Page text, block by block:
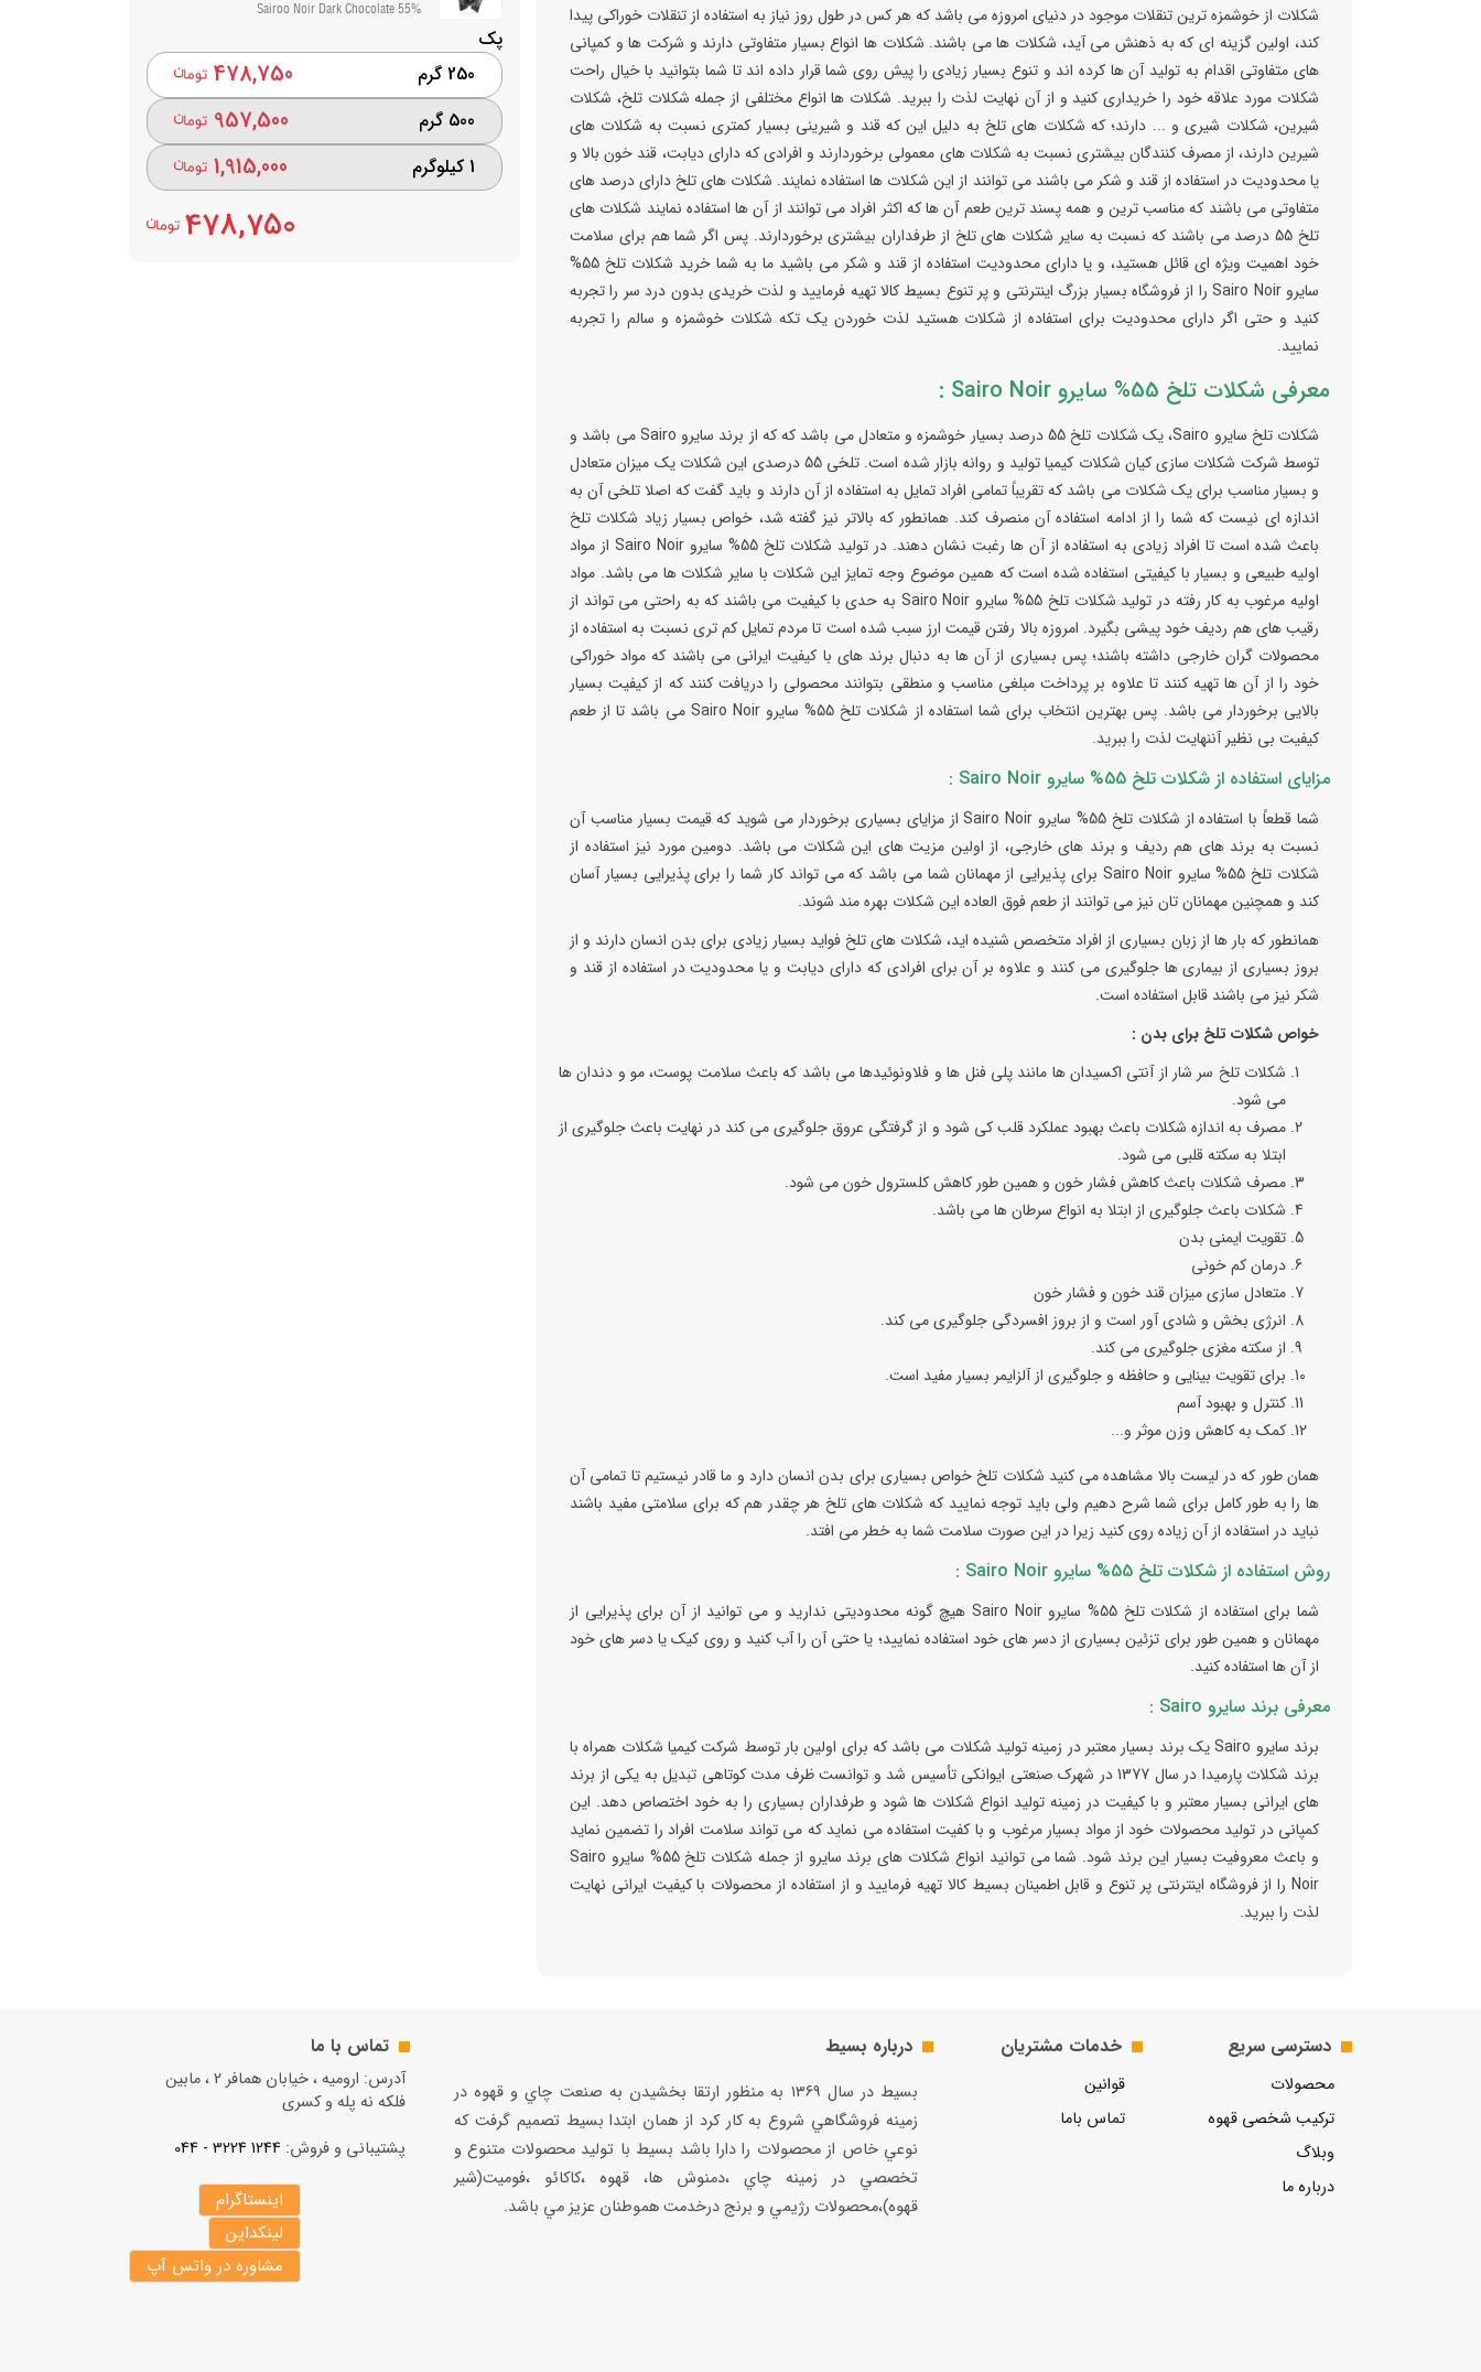
Sairoo Noir Dark Chocolate 55%
پک
250 گرم
478,750
500 گرم 957,500
1 کیلوگرم 1,915,000
478,750
شکلات از خوشمزه ترین تنقلات موجود در دنیای امروزه می باشد که هر کس در طول روز نیاز به استفاده از تنقلات خوراکی پیدا
کند، اولین گزینه ای که به ذهنش می آید، شکلات ها می باشند. شکلات ها انواع بسیار متفاوتی دارند و شرکت ها و کمپانی
های متفاوتی اقدام به تولید آن ها کرده اند و تنوع بسیار زیادی را پیش روی شما قرار داده اند تا شما بتوانید با خیال راحت
شکلات مورد علاقه خود را خریداری کنید و از آن نهایت لذت را ببرید. شکلات ها انواع مختلفی از جمله شکلات تلخ، شکلات
شیرین، شکلات شیری و ... دارند؛ که شکلات های تلخ به دلیل این که قند و شیرینی بسیار کمتری نسبت به شکلات های
شیرین دارند، از مصرف کنندگان بیشتری نسبت به شکلات های معمولی برخوردارند و افرادی که دارای دیابت، قند خون بالا و
یا محدودیت در استفاده از قند و شکر می باشند می توانند از این شکلات ها استفاده نمایند. شکلات های تلخ دارای درصد های
متفاوتی می باشند که مناسب ترین و همه پسند ترین طعم آن ها که اکثر افراد می توانند از آن ها استفاده نمایند شکلات های
تلخ 55 درصد می باشند که نسبت به سایر شکلات های تلخ از طرفداران بیشتری برخوردارند. پس اگر شما هم برای سلامت
خود اهمیت ویژه ای قائل هستید، و یا دارای محدودیت استفاده از قند و شکر می باشید ما به شما خرید شکلات تلخ 55%
سایرو Sairo Noir را از فروشگاه بسیار بزرگ اینترنتی و پر تنوع بسیط کالا تهیه فرمایید و لذت خریدی بدون درد سر را تجربه
کنید و حتی اگر دارای محدودیت برای استفاده از شکلات هستید لذت خوردن یک تکه شکلات خوشمزه و سالم را تجربه
نمایید.
معرفی شکلات تلخ 55% سایرو Sairo Noir :
شکلات تلخ سایرو Sairo، یک شکلات تلخ 55 درصد بسیار خوشمزه و متعادل می باشد که که از برند سایرو Sairo می باشد و
توسط شرکت شکلات سازی کیان شکلات کیمیا تولید و روانه بازار شده است. تلخی 55 درصدی این شکلات یک میزان متعادل
و بسیار مناسب برای یک شکلات می باشد که تقریباً تمامی افراد تمایل به استفاده از آن دارند و باید گفت که اصلا تلخی آن به
اندازه ای نیست که شما را از ادامه استفاده آن منصرف کند. همانطور که بالاتر نیز گفته شد، خواص بسیار زیاد شکلات تلخ
باعث شده است تا افراد زیادی به استفاده از آن ها رغبت نشان دهند. در تولید شکلات تلخ 55% سایرو Sairo Noir از مواد
اولیه طبیعی و بسیار با کیفیتی استفاده شده است که همین موضوع وجه تمایز این شکلات با سایر شکلات ها می باشد. مواد
اولیه مرغوب به کار رفته در تولید شکلات تلخ 55% سایرو Sairo Noir به حدی با کیفیت می باشند که به راحتی می تواند از
رقیب های هم ردیف خود پیشی بگیرد. امروزه بالا رفتن قیمت ارز سبب شده است تا مردم تمایل کم تری نسبت به استفاده از
محصولات گران خارجی داشته باشند؛ پس بسیاری از آن ها به دنبال برند های با کیفیت ایرانی می باشند که مواد خوراکی
خود را از آن ها تهیه کنند تا علاوه بر پرداخت مبلغی مناسب و منطقی بتوانند محصولی را دریافت کنند که از کیفیت بسیار
بالایی برخوردار می باشد. پس بهترین انتخاب برای شما استفاده از شکلات تلخ 55% سایرو Sairo Noir می باشد تا از طعم
کیفیت بی نظیر آننهایت لذت را ببرید.
مزایای استفاده از شکلات تلخ 55% سایرو Sairo Noir :
شما قطعاً با استفاده از شکلات تلخ 55% سایرو Sairo Noir از مزایای بسیاری برخوردار می شوید که قیمت بسیار مناسب آن
نسبت به برند های هم ردیف و برند های خارجی، از اولین مزیت های این شکلات می باشد. دومین مورد نیز استفاده از
شکلات تلخ 55% سایرو Sairo Noir برای پذیرایی از مهمانان شما می باشد که می تواند کار شما را برای پذیرایی بسیار آسان
کند و همچنین مهمانان تان نیز می توانند از طعم فوق العاده این شکلات بهره مند شوند.
همانطور که بار ها از زبان بسیاری از افراد متخصص شنیده اید، شکلات های تلخ فواید بسیار زیادی برای بدن انسان دارند و از
بروز بسیاری از بیماری ها جلوگیری می کنند و علاوه بر آن برای افرادی که دارای دیابت و یا محدودیت در استفاده از قند و
شکر نیز می باشند قابل استفاده است.
خواص شکلات تلخ برای بدن :
شکلات تلخ سر شار از آنتی اکسیدان ها مانند پلی فنل ها و فلاونوئیدها می باشد که باعث سلامت پوست، مو و دندان ها
می شود.
مصرف به اندازه شکلات باعث بهبود عملکرد قلب کی شود و از گرفتگی عروق جلوگیری می کند در نهایت باعث جلوگیری از
ابتلا به سکته قلبی می شود.
مصرف شکلات باعث کاهش فشار خون و همین طور کاهش کلسترول خون می شود.
شکلات باعث جلوگیری از ابتلا به انواع سرطان ها می باشد.
تقویت ایمنی بدن
درمان کم خونی
متعادل سازی میزان قند خون و فشار خون
انرژی بخش و شادی آور است و از بروز افسردگی جلوگیری می کند.
از سکته مغزی جلوگیری می کند.
برای تقویت بینایی و حافظه و جلوگیری از آلزایمر بسیار مفید است.
کنترل و بهبود آسم
کمک به کاهش وزن موثر و...
همان طور که در لیست بالا مشاهده می کنید شکلات تلخ خواص بسیاری برای بدن انسان دارد و ما قادر نیستیم تا تمامی آن
ها را به طور کامل برای شما شرح دهیم ولی باید توجه نمایید که شکلات های تلخ هر چقدر هم که برای سلامتی مفید باشند
نباید در استفاده از آن زیاده روی کنید زیرا در این صورت سلامت شما به خطر می افتد.
روش استفاده از شکلات تلخ 55% سایرو Sairo Noir :
شما برای استفاده از شکلات تلخ 55% سایرو Sairo Noir هیچ گونه محدودیتی ندارید و می توانید از آن برای پذیرایی از
مهمانان و همین طور برای تزئین بسیاری از دسر های خود استفاده نمایید؛ یا حتی آن را آب کنید و روی کیک یا دسر های خود
از آن ها استفاده کنید.
معرفی برند سایرو Sairo :
برند سایرو Sairo یک برند بسیار معتبر در زمینه تولید شکلات می باشد که برای اولین بار توسط شرکت کیمیا شکلات همراه با
برند شکلات پارمیدا در سال 1377 در شهرک صنعتی ایوانکی تأسیس شد و توانست ظرف مدت کوتاهی تبدیل به یکی از برند
های ایرانی بسیار معتبر و با کیفیت در زمینه تولید انواع شکلات ها شود و طرفداران بسیاری را به خود اختصاص دهد. این
کمپانی در تولید محصولات خود از مواد بسیار مرغوب و با کفیت استفاده می نماید که می تواند سلامت افراد را تضمین نماید
و باعث معروفیت بسیار این برند شود. شما می توانید انواع شکلات های برند سایرو از جمله شکلات تلخ 55% سایرو Sairo
Noir را از فروشگاه اینترنتی پر تنوع و قابل اطمینان بسیط کالا تهیه فرمایید و از استفاده از محصولات با کیفیت ایرانی نهایت
لذت را ببرید.
دسترسی سریع
محصولات
ترکیب شخصی قهوه
وبلاگ
درباره ما
خدمات مشتریان
قوانین
تماس باما
درباره بسیط
بسيط در سال ۱۳۶۹ به منظور ارتقا بخشيدن به صنعت چاي و قهوه در
زمينه فروشگاهي شروع به كار كرد از همان ابتدا بسيط تصميم گرفت كه
نوعي خاص از محصولات را دارا باشد بسيط با توليد محصولات متنوع و
تخصصي در زمينه چاي ،دمنوش ها، قهوه ،كاكائو ،فوميت(شير
قهوه)،محصولات رژيمي و برنج درخدمت هموطنان عزيز مي باشد.
تماس با ما
آدرس: ارومیه ، خیابان همافر 2 ، مابين
فلكه نه پله و کسری
پشتیبانی و فروش: 1244 3224 - 044
اینستاگرام
لینکداین
مشاوره در واتس آپ